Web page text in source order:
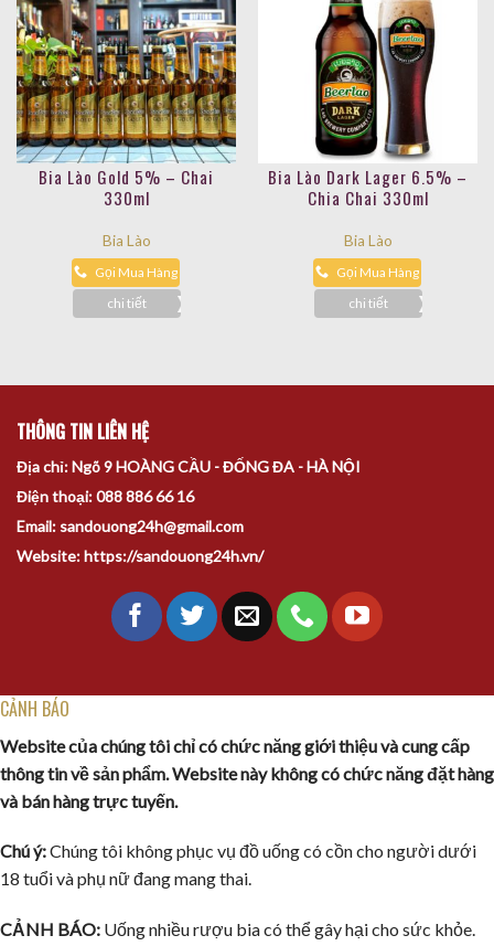
Bia Lào Gold 5% – Chai
330ml
Bia Lào
Gọi Mua Hàng
chi tiết
Bia Lào Dark Lager 6.5% –
Chia Chai 330ml
Bia Lào
Gọi Mua Hàng
chi tiết
THÔNG TIN LIÊN HỆ
Địa chỉ: Ngõ 9 HOÀNG CẦU - ĐỐNG ĐA - HÀ NỘI
Điện thoại: 088 886 66 16
Email: sandouong24h@gmail.com
Website: https://sandouong24h.vn/
CẢNH BÁO
Website của chúng tôi chỉ có chức năng giới thiệu và cung cấp
thông tin về sản phẩm. Website này không có chức năng đặt hàng
và bán hàng trực tuyến.
Chú ý:Chúng tôi không phục vụ đồ uống có cồn cho người dưới
18 tuổi và phụ nữ đang mang thai.
CẢNH BÁO: Uống nhiều rượu bia có thể gây hại cho sức khỏe.